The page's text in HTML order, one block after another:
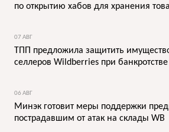
по открытию хабов для хранения
07 АВГ
ТПП предложила защитить
селлеров Wildberries при банкротстве
06 АВГ
Минэк готовит меры поддержки
пострадавшим от атак на склады WB